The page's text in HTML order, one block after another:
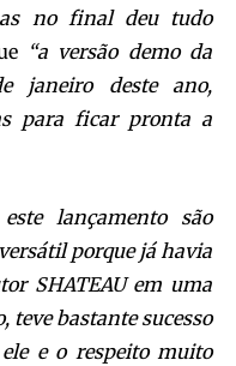
no final deu tudo
“a versão demo da
janeiro deste ano,
para ficar pronta a
lançamento são
porque já havia
SHATEAUem uma
teve bastante sucesso
e o respeito muito